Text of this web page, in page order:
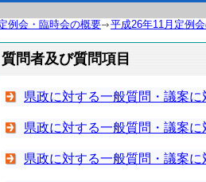
例会・臨時会の概要 平成26年11月定例
質問者及び質問項目
県政に対する一般質問・議案
県政に対する一般質問・議案
県政に対する一般質問・議案